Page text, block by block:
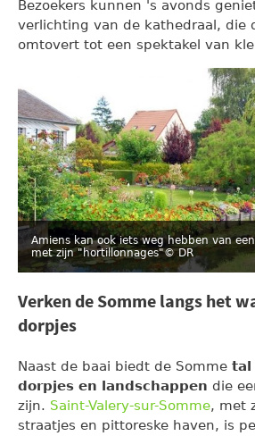
Bezoekers kunnen 's avonds
verlichting van de kathedraal, die
omtovert tot een spektakel van
Amiens kan ook iets weg hebben van
met zijn "hortillonnages"© DR
Verken de Somme langs het
dorpjes
Naast de baai biedt de Somme tal
dorpjes en landschappen die
zijn. Saint-Valery-sur-Somme, met
straatjes en pittoreske haven, is